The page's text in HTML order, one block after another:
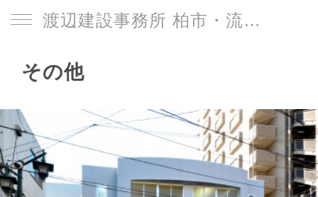
渡辺建設事務所 柏市・流山市
その他